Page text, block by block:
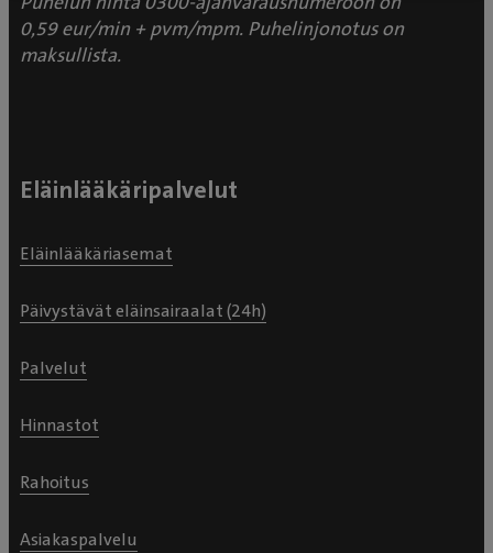
0,59 eur/min + pvm/mpm. Puhelinjonotus on
maksullista.
Eläinlääkäripalvelut
Eläinlääkäriasemat
Päivystävät eläinsairaalat (24h)
Palvelut
Hinnastot
Rahoitus
Asiakaspalvelu